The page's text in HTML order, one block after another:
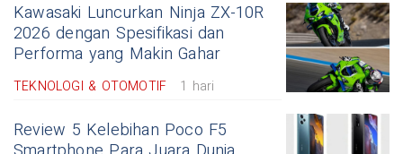
Kawasaki Luncurkan Ninja ZX-10R
2026 dengan Spesifikasi dan
Performa yang Makin Gahar
TEKNOLOGI & OTOMOTIF 1 hari
Review 5 Kelebihan Poco F5